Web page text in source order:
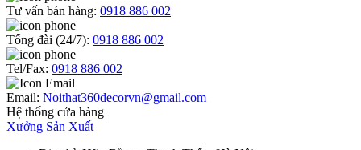
Tư vấn bán hàng: 0918 886 002
Tổng đài (24/7): 0918 886 002
Tel/Fax: 0918 886 002
Email: Noithat360decorvn@gmail.com
Hệ thống cửa hàng
Xưởng Sản Xuất